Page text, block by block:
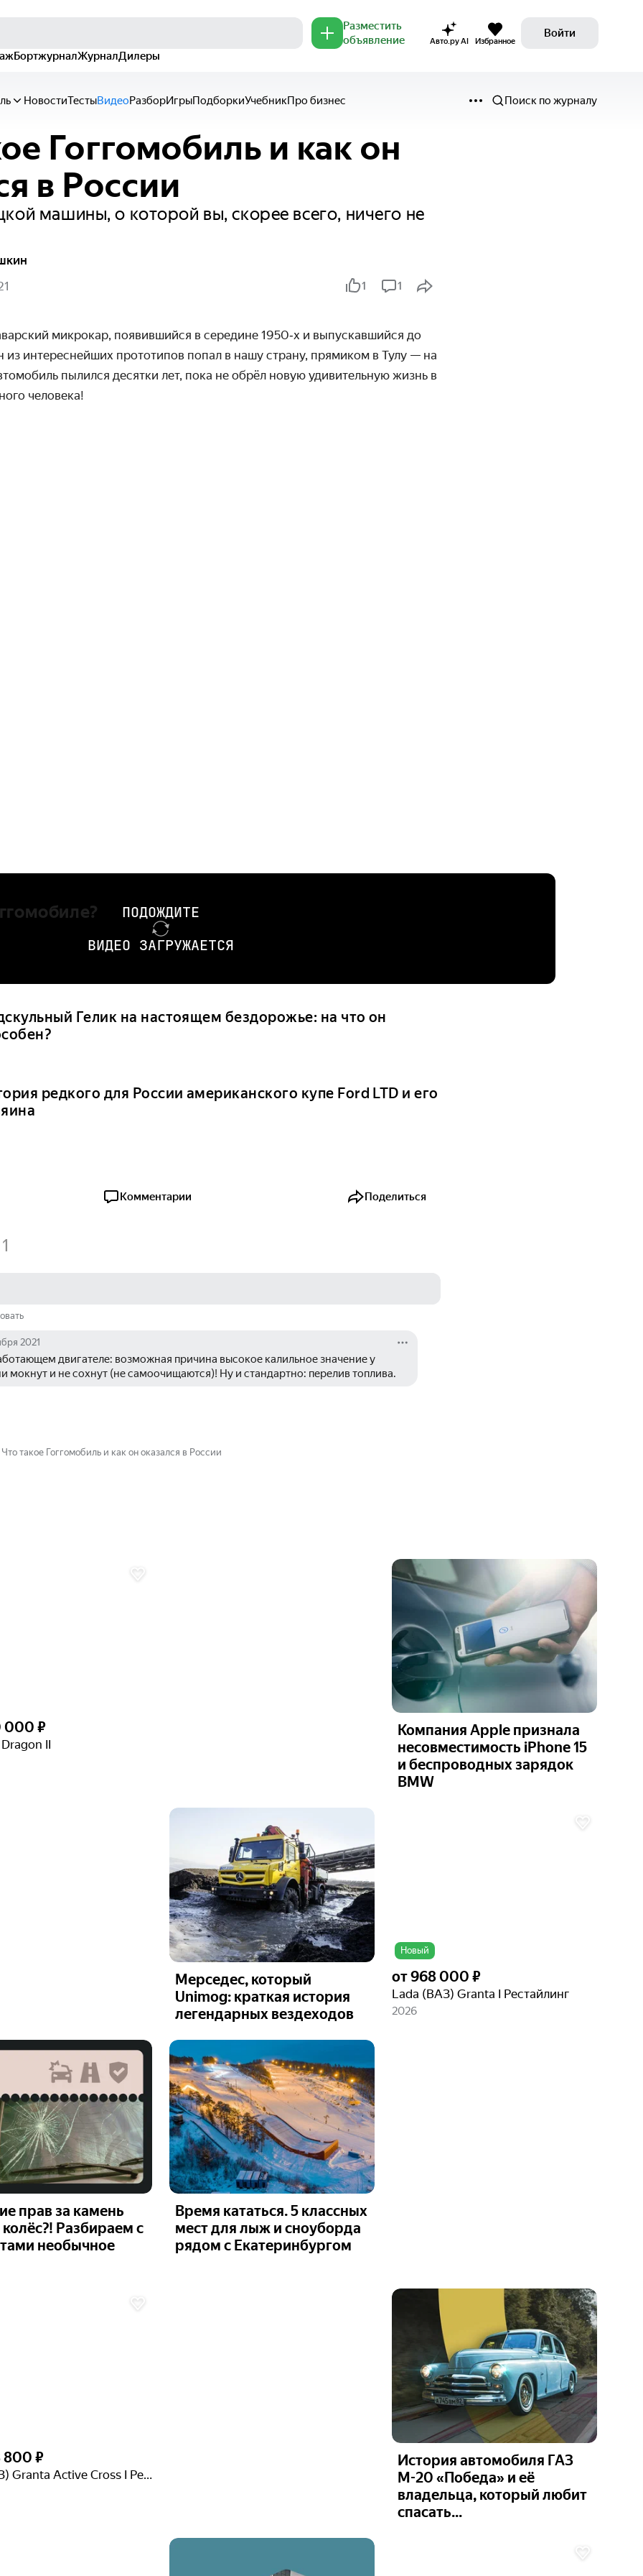
Разместить
объявление
Авто.ру AI Избранное
Войти
БортжурналЖурналДилеры
НовостиТестыВидеоРазборИгрыПодборкиУчебникПро бизнес Поиск по журналу
Гоггомобиль и как он
в России
машины, о которой вы, скорее всего, ничего не
1 1
микрокар, появившийся в середине 1950‑х и выпускав­шийся до
из интереснейших прототипов попал в нашу страну, прямиком в Тулу — на
пылился десятки лет, пока не обрёл новую удивитель­ную жизнь в
человека!
ПОДОЖДИТЕ
ВИДЕО ЗАГРУЖАЕТСЯ
Гелик на настоящем бездорожье: на что он
редкого для России американского купе Ford LTD и его
Комментарии Поделиться
1
2021
двигателе: возможная причина высокое калильное значение у
мокнут и не сохнут (не самоочищаются)! Ну и стандартно: перелив топлива.
Что такое Гоггомобиль и как он оказался в России
000 ₽
II
Компания Apple признала
несовместимость iPhone 15
и беспроводных зарядок
BMW
Мерседес, который
Unimog: краткая история
легендарных вездеходов
Новый
от968 000 ₽
Lada (ВАЗ) Granta I Рестайлинг
2026
прав за камень
Разбираем с
необычное
Время кататься. 5 классных
мест для лыж и сноуборда
рядом с Екатеринбургом
800 ₽
Lada (ВАЗ) Granta Active Cross I Рестайлинг
История автомобиля ГАЗ
М-20 «Победа» и её
владельца, который любит
спасать...